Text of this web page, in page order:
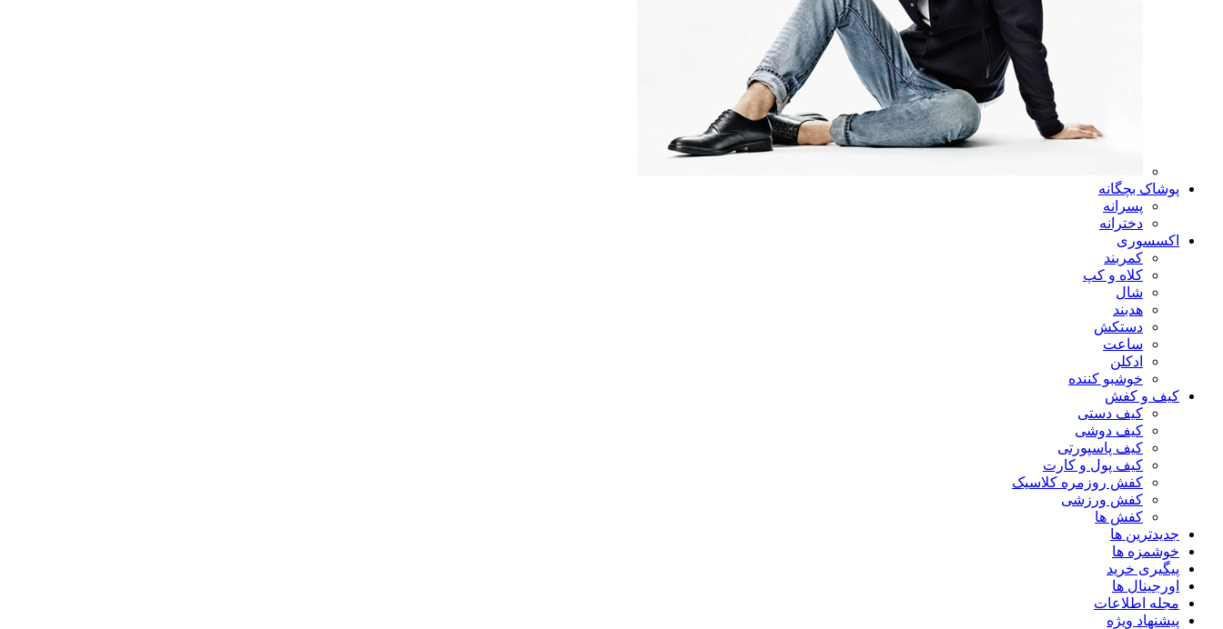
پوشاک بچگانه
پسرانه
دخترانه
اکسسوری
کمربند
کلاه و کپ
شال
هدبند
دستکش
ساعت
ادکلن
خوشبو کننده
کیف و کفش
کیف دستی
کیف دوشی
کیف پاسپورتی
کیف پول و کارت
کفش روزمره کلاسیک
کفش ورزشی
کفش ها
جدیدترین ها
خوشمزه ها
پیگیری خرید
اورجینال ها
مجله اطلاعات
پیشنهاد ویژه